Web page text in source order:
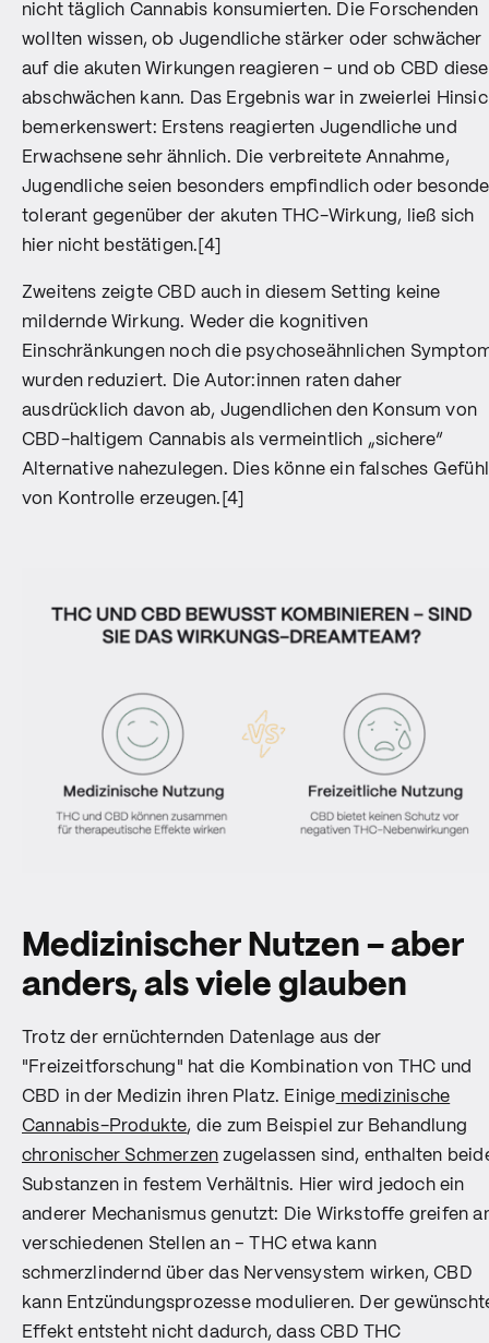
nicht täglich Cannabis konsumierten. Die Forschenden
wollten wissen, ob Jugendliche stärker oder schwächer
auf die akuten Wirkungen reagieren – und ob CBD diese
abschwächen kann. Das Ergebnis war in zweierlei
bemerkenswert: Erstens reagierten Jugendliche und
Erwachsene sehr ähnlich. Die verbreitete Annahme,
Jugendliche seien besonders empfindlich oder
tolerant gegenüber der akuten THC-Wirkung, ließ sich
hier nicht bestätigen.[4]
Zweitens zeigte CBD auch in diesem Setting keine
mildernde Wirkung. Weder die kognitiven
Einschränkungen noch die psychoseähnlichen
wurden reduziert. Die Autor:innen raten daher
ausdrücklich davon ab, Jugendlichen den Konsum von
CBD-haltigem Cannabis als vermeintlich „sichere“
Alternative nahezulegen. Dies könne ein falsches Gefühl
von Kontrolle erzeugen.[4]
Medizinischer Nutzen – aber
anders, als viele glauben
Trotz der ernüchternden Datenlage aus der
"Freizeitforschung" hat die Kombination von THC und
CBD in der Medizin ihren Platz. Einige medizinische
Cannabis-Produkte, die zum Beispiel zur Behandlung
chronischer Schmerzen zugelassen sind, enthalten
Substanzen in festem Verhältnis. Hier wird jedoch ein
anderer Mechanismus genutzt: Die Wirkstoffe greifen
verschiedenen Stellen an – THC etwa kann
schmerzlindernd über das Nervensystem wirken, CBD
kann Entzündungsprozesse modulieren. Der
Effekt entsteht nicht dadurch, dass CBD THC